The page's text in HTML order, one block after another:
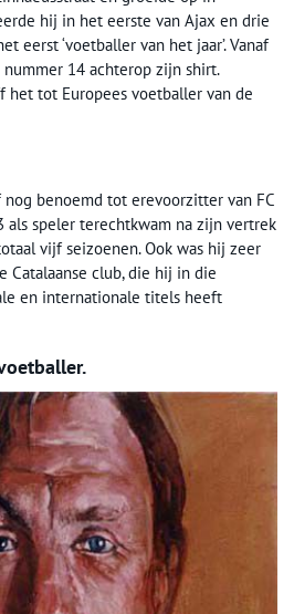
hij in het eerste van Ajax en drie
eerst ‘voetballer van het jaar’. Vanaf
14 achterop zijn shirt.
tot Europees voetballer van de
benoemd tot erevoorzitter van FC
als speler terechtkwam na zijn vertrek
vijf seizoenen. Ook was hij zeer
Catalaanse club, die hij in die
en internationale titels heeft